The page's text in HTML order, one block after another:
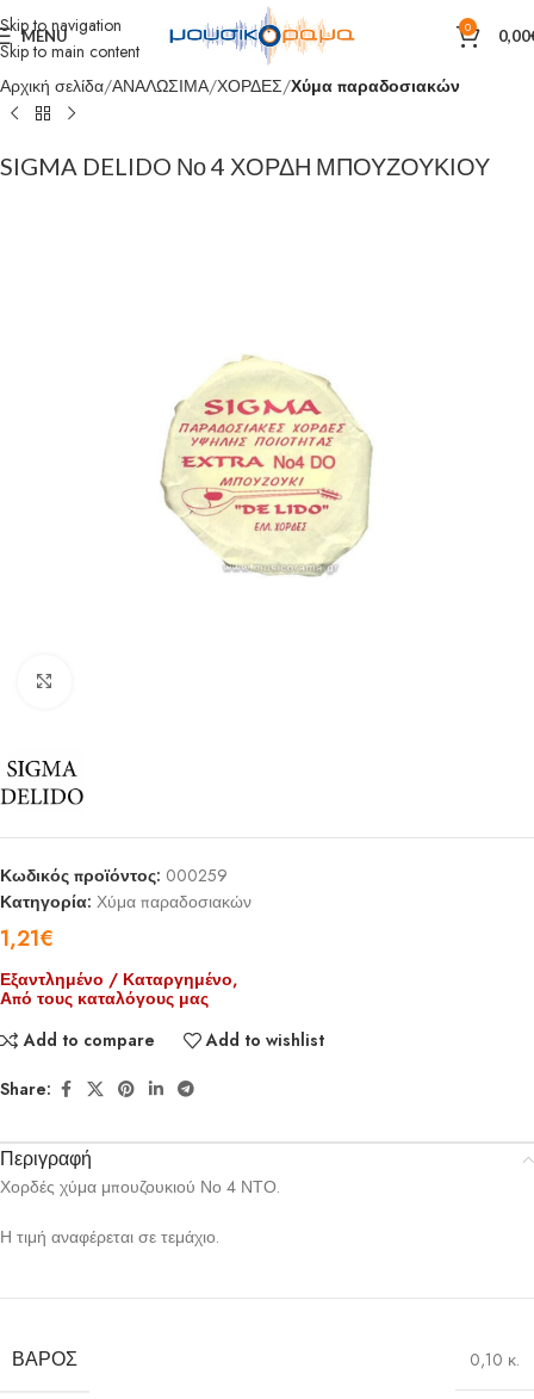
Skip to navigation
Skip to main content
MENU 0 0,00
Αρχική σελίδα ΑΝΑΛΩΣΙΜΑ ΧΟΡΔΕΣ Χύμα παραδοσιακών
SIGMA DELIDO Νο 4 ΧΟΡΔΗ ΜΠΟΥΖΟΥΚΙΟΥ
Κωδικός προϊόντος: 000259
Κατηγορία: Χύμα παραδοσιακών
1,21€
Εξαντλημένο / Καταργημένο,
Από τους καταλόγους μας
Add to compare
Add to wishlist
Share:
Περιγραφή
Χορδές χύμα μπουζουκιού Νο 4 ΝΤΟ.
Η τιμή αναφέρεται σε τεμάχιο.
ΒΆΡΟΣ 0,10 κ.